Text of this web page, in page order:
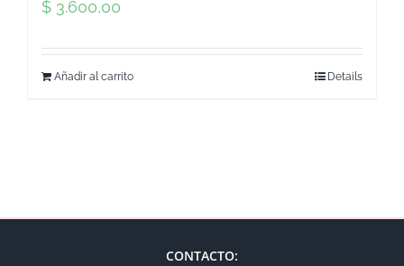
$ 3.600,00
Añadir al carrito Details
CONTACTO: